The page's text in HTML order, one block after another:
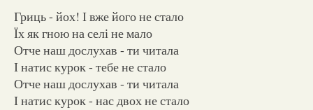
Гриць - йох! І вже його не стало
Їх як гною на селі не мало
Отче наш дослухав - ти читала
І натис курок - тебе не стало
Отче наш дослухав - ти читала
І натис курок - нас двох не стало